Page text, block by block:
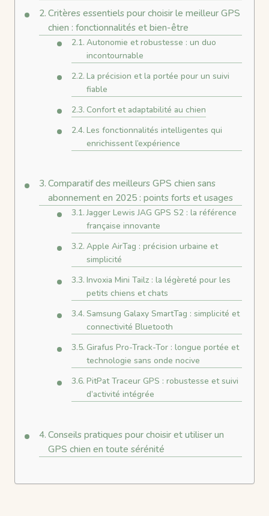
Critères essentiels pour choisir le meilleur GPS
chien : fonctionnalités et bien-être
Autonomie et robustesse : un duo
incontournable
La précision et la portée pour un suivi
fiable
Confort et adaptabilité au chien
Les fonctionnalités intelligentes qui
enrichissent l’expérience
Comparatif des meilleurs GPS chien sans
abonnement en 2025 : points forts et usages
Jagger Lewis JAG GPS S2 : la référence
française innovante
Apple AirTag : précision urbaine et
simplicité
Invoxia Mini Tailz : la légèreté pour les
petits chiens et chats
Samsung Galaxy SmartTag : simplicité et
connectivité Bluetooth
Girafus Pro-Track-Tor : longue portée et
technologie sans onde nocive
PitPat Traceur GPS : robustesse et suivi
d’activité intégrée
Conseils pratiques pour choisir et utiliser un
GPS chien en toute sérénité